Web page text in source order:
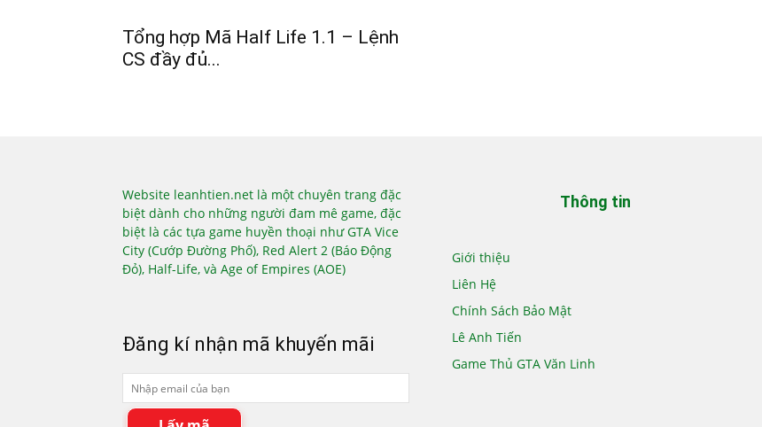
Tổng hợp Mã Half Life 1.1 – Lệnh
CS đầy đủ...
Website leanhtien.net là một chuyên trang đặc
biệt dành cho những người đam mê game, đặc
biệt là các tựa game huyền thoại như GTA Vice
City (Cướp Đường Phố), Red Alert 2 (Báo Động
Đỏ), Half-Life, và Age of Empires (AOE)
Đăng kí nhận mã khuyến mãi
Thông tin
Giới thiệu
Liên Hệ
Chính Sách Bảo Mật
Lê Anh Tiến
Game Thủ GTA Văn Linh